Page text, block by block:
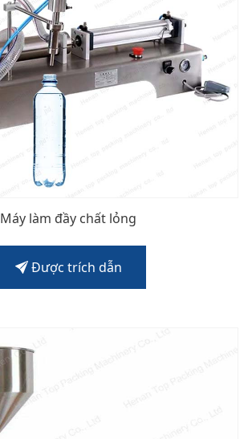
Máy làm đầy chất lỏng
Được trích dẫn